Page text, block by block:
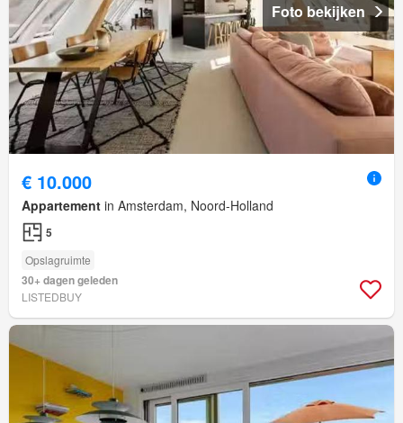
Foto bekijken
€ 10.000
Appartement in Amsterdam, Noord-Holland
5
Opslagruimte
30+ dagen geleden
LISTEDBUY